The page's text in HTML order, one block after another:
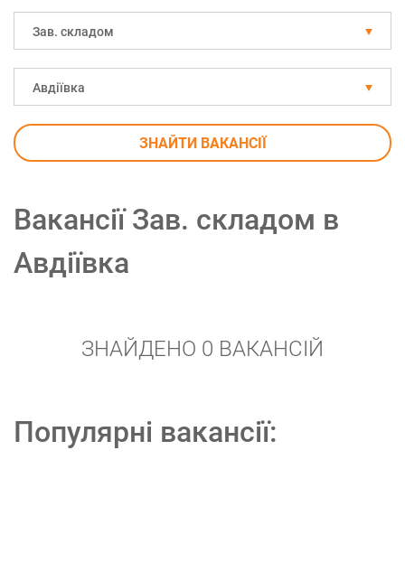
Зав. складом
Авдіївка
ЗНАЙТИ ВАКАНСІЇ
Вакансії Зав. складом в
Авдіївка
ЗНАЙДЕНО 0 ВАКАНСІЙ
Популярні вакансії: